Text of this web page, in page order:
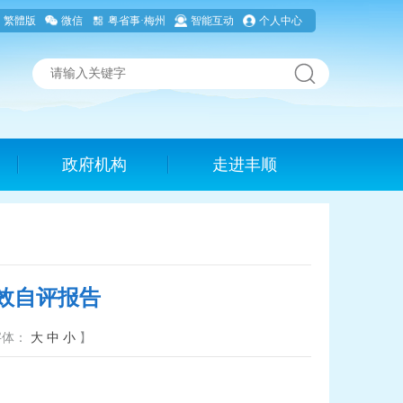
繁體版 微信 粤省事·梅州 智能互动 个人中心
政府机构 走进丰顺
自评报告
： 大 中 小 】